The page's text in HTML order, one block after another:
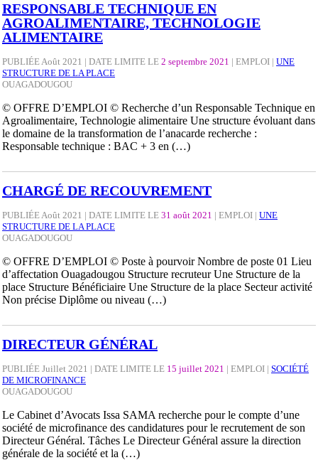
RESPONSABLE TECHNIQUE EN
AGROALIMENTAIRE, TECHNOLOGIE
ALIMENTAIRE
PUBLIÉE Août 2021 | DATE LIMITE LE 2 septembre 2021 | EMPLOI | UNE
STRUCTURE DE LA PLACE
OUAGADOUGOU
© OFFRE D’EMPLOI © Recherche d’un Responsable Technique en
Agroalimentaire, Technologie alimentaire Une structure évoluant dans
le domaine de la transformation de l’anacarde recherche :
Responsable technique : BAC + 3 en (…)
CHARGÉ DE RECOUVREMENT
PUBLIÉE Août 2021 | DATE LIMITE LE 31 août 2021 | EMPLOI | UNE
STRUCTURE DE LA PLACE
OUAGADOUGOU
© OFFRE D’EMPLOI © Poste à pourvoir Nombre de poste 01 Lieu
d’affectation Ouagadougou Structure recruteur Une Structure de la
place Structure Bénéficiaire Une Structure de la place Secteur activité
Non précise Diplôme ou niveau (…)
DIRECTEUR GÉNÉRAL
PUBLIÉE Juillet 2021 | DATE LIMITE LE 15 juillet 2021 | EMPLOI | SOCIÉTÉ
DE MICROFINANCE
OUAGADOUGOU
Le Cabinet d’Avocats Issa SAMA recherche pour le compte d’une
société de microfinance des candidatures pour le recrutement de son
Directeur Général. Tâches Le Directeur Général assure la direction
générale de la société et la (…)